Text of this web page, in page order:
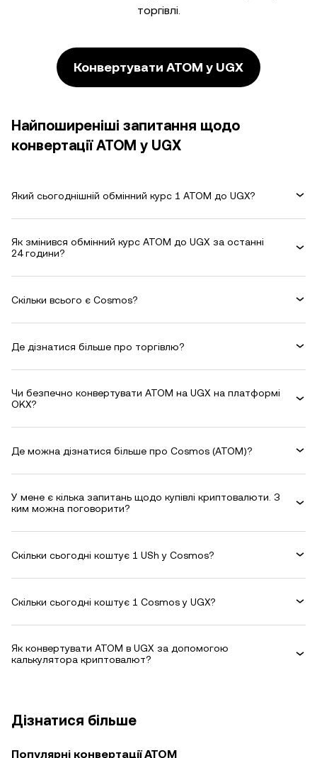
торгівлі.
Конвертувати ATOM у UGX
Найпоширеніші запитання щодо
конвертації ATOM у UGX
Який сьогоднішній обмінний курс 1 ATOM до UGX?
Як змінився обмінний курс ATOM до UGX за останні
24 години?
Скільки всього є Cosmos?
Де дізнатися більше про торгівлю?
Чи безпечно конвертувати ATOM на UGX на платформі
OKX?
Де можна дізнатися більше про Cosmos (ATOM)?
У мене є кілька запитань щодо купівлі криптовалюти. З
ким можна поговорити?
Скільки сьогодні коштує 1 USh у Cosmos?
Скільки сьогодні коштує 1 Cosmos у UGX?
Як конвертувати ATOM в UGX за допомогою
калькулятора криптовалют?
Дізнатися більше
Популярні конвертації ATOM